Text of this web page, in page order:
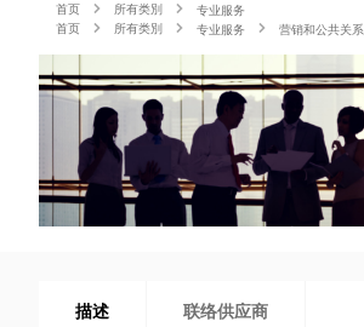
首页 所有类別
专业服务
首页
所有类別 专业服务 营销和公共关系
描述 联络供应商